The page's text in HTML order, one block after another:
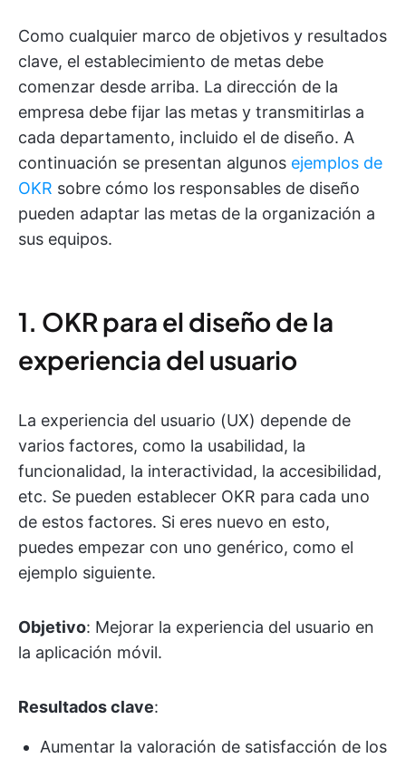
Como cualquier marco de objetivos y resultados
clave, el establecimiento de metas debe
comenzar desde arriba. La dirección de la
empresa debe fijar las metas y transmitirlas a
cada departamento, incluido el de diseño. A
continuación se presentan algunos ejemplos de
OKR sobre cómo los responsables de diseño
pueden adaptar las metas de la organización a
sus equipos.
1. OKR para el diseño de la
experiencia del usuario
La experiencia del usuario (UX) depende de
varios factores, como la usabilidad, la
funcionalidad, la interactividad, la accesibilidad,
etc. Se pueden establecer OKR para cada uno
de estos factores. Si eres nuevo en esto,
puedes empezar con uno genérico, como el
ejemplo siguiente.
Objetivo: Mejorar la experiencia del usuario en
la aplicación móvil.
Resultados clave:
Aumentar la valoración de satisfacción de los